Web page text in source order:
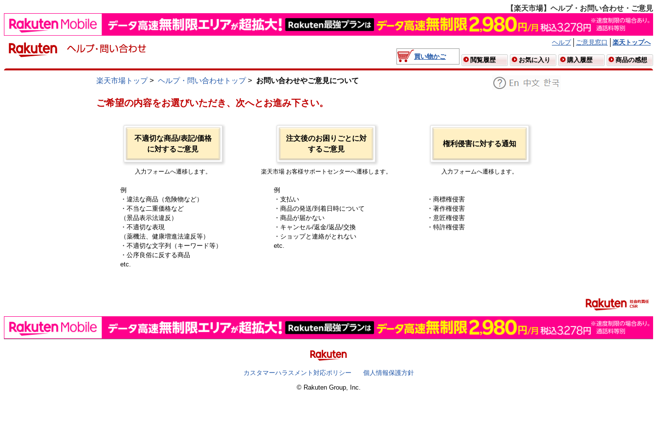
【楽天市場】ヘルプ・お問い合わせ・ご意見
ヘルプ ご意見窓口
楽天トップへ
買い物かご
閲覧履歴 お気に入り 購入履歴 商品の感想
楽天市場トップ> ヘルプ・問い合わせトップ> お問い合わせやご意見について
ご希望の内容をお選びいただき、次へとお進み下さい。
不適切な商品/表記/価格
に対するご意見
入力フォームへ遷移します。
例
・違法な商品（危険物など）
・不当な二重価格など
（景品表示法違反）
・不適切な表現
（薬機法、健康増進法違反等）
・不適切な文字列（キーワード等）
・公序良俗に反する商品
etc.
注文後のお困りごとに対
するご意見
楽天市場 お客様サポートセンターへ遷移します。
例
・支払い
・商品の発送/到着日時について
・商品が届かない
・キャンセル/返金/返品/交換
・ショップと連絡がとれない
etc.
権利侵害に対する通知
入力フォームへ遷移します。
・商標権侵害
・著作権侵害
・意匠権侵害
・特許権侵害
カスタマーハラスメント対応ポリシー
個人情報保護方針
© Rakuten Group, Inc.